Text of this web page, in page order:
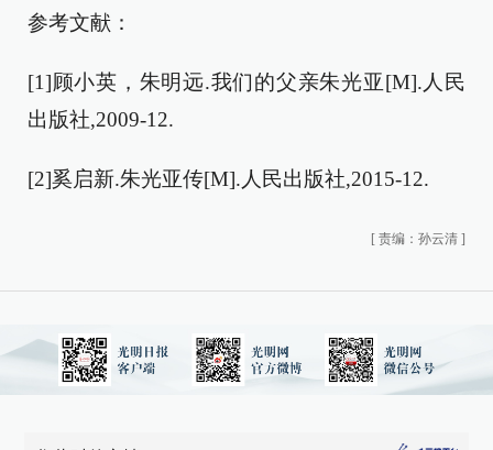
参考文献：
[1]顾小英，朱明远.我们的父亲朱光亚[M].人民
出版社,2009-12.
[2]奚启新.朱光亚传[M].人民出版社,2015-12.
[ 责编：孙云清 ]